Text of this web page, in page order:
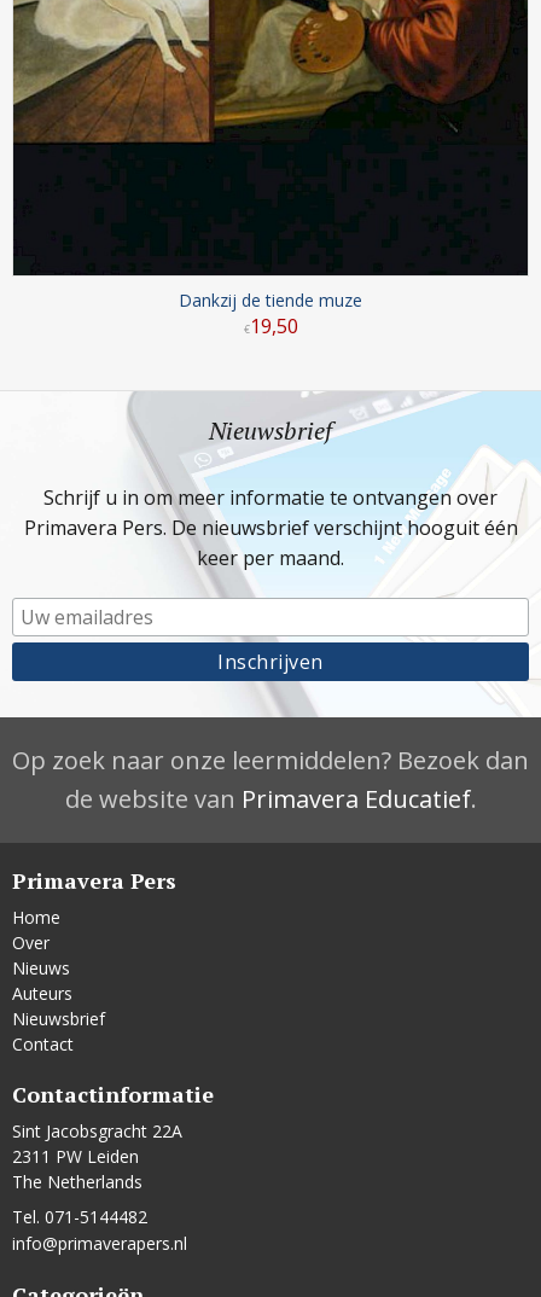
Dankzij de tiende muze
€19,50
Nieuwsbrief
Schrijf u in om meer informatie te ontvangen over
Primavera Pers. De nieuwsbrief verschijnt hooguit één
keer per maand.
Op zoek naar onze leermiddelen? Bezoek dan
de website van Primavera Educatief.
Primavera Pers
Home
Over
Nieuws
Auteurs
Nieuwsbrief
Contact
Contactinformatie
Sint Jacobsgracht 22A
2311 PW Leiden
The Netherlands
Tel. 071-5144482
info@primaverapers.nl